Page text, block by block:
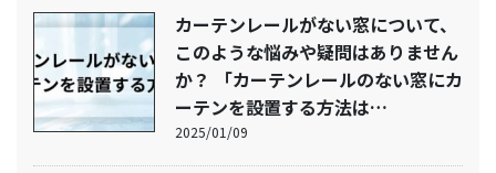
カーテンレールがない窓について、
このような悩みや疑問はありません
か？ 「カーテンレールのない窓にカ
ーテンを設置する方法は…
2025/01/09